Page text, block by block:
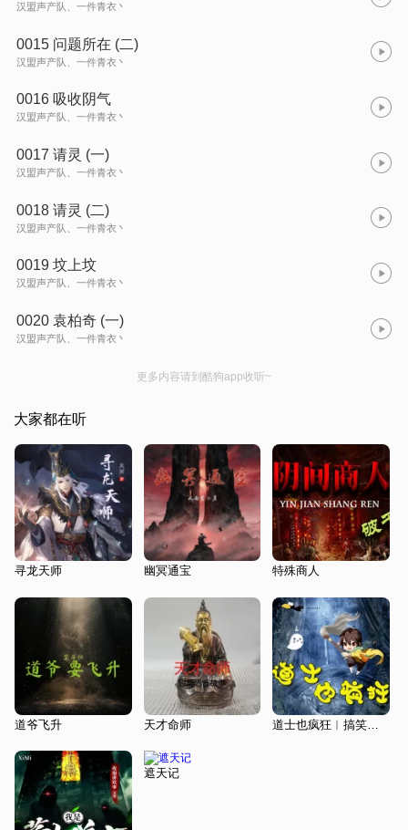
汉盟声产队、一件青衣丶
0015 问题所在 (二)
汉盟声产队、一件青衣丶
0016 吸收阴气
汉盟声产队、一件青衣丶
0017 请灵 (一)
汉盟声产队、一件青衣丶
0018 请灵 (二)
汉盟声产队、一件青衣丶
0019 坟上坟
汉盟声产队、一件青衣丶
0020 袁柏奇 (一)
汉盟声产队、一件青衣丶
更多内容请到酷狗app收听~
大家都在听
寻龙天师 幽冥通宝 特殊商人
道爷飞升 天才命师 道士也疯狂︱搞笑无厘头︱鬼故事
遮天记